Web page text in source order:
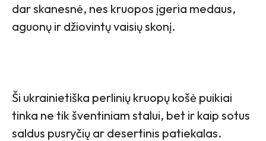
dar skanesnė, nes kruopos įgeria medaus,
aguonų ir džiovintų vaisių skonį.
Ši ukrainietiška perlinių kruopų košė puikiai
tinka ne tik šventiniam stalui, bet ir kaip sotus
saldus pusryčių ar desertinis patiekalas.